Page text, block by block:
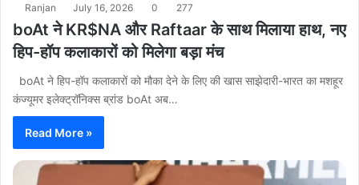
Ranjan July 16, 2026 0 277
boAt ने KR$NA और Raftaar के साथ मिलाया हाथ, नए
हिप-हॉप कलाकारों को मिलेगा बड़ा मंच
boAt ने हिप-हॉप कलाकारों को मौका देने के लिए की खास साझेदारी-भारत का मशहूर
कंज्यूमर इलेक्ट्रॉनिक्स ब्रांड boAt अब…
Read More »